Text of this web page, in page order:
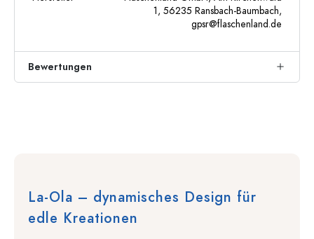
1, 56235 Ransbach-Baumbach,
gpsr@flaschenland.de
Bewertungen
La-Ola – dynamisches Design für
edle Kreationen